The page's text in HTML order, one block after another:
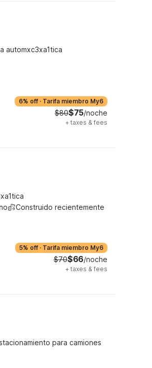
automxc3xa1tica
6% off · Tarifa miembro My6
$80$75/noche
+ taxes & fees
Construido recientemente
5% off · Tarifa miembro My6
$70$66/noche
+ taxes & fees
para camiones